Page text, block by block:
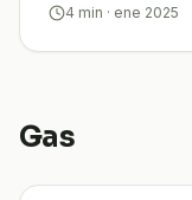
4 min · ene 2025
Gas